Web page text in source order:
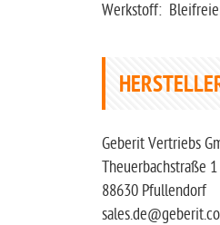
Werkstoff:
Geberit Vertriebs
Theuerbachstraße 1
88630 Pfullendorf